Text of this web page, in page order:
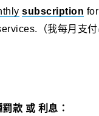
subscription
（我每月支
款 或 利息：